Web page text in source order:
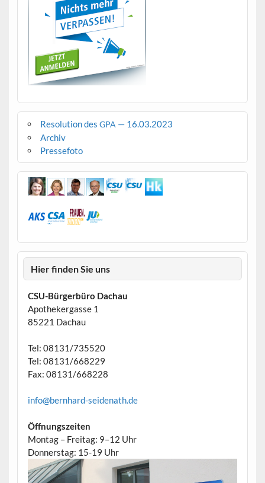
Resolution des GPA — 16.03.2023
Archiv
Pressefoto
Hier finden Sie uns
CSU-Bürgerbüro Dachau
Apothekergasse 1
85221 Dachau
Tel: 08131/735520
Tel: 08131/668229
Fax: 08131/668228
info@bernhard-seidenath.de
Öffnungszeiten
Montag – Freitag: 9–12 Uhr
Donnerstag: 15-19 Uhr